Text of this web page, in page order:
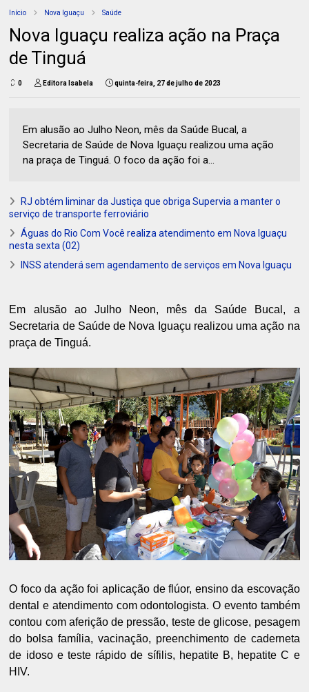
Início Nova Iguaçu Saúde
Nova Iguaçu realiza ação na Praça
de Tinguá
0 Editora Isabela quinta-feira, 27 de julho de 2023
Em alusão ao Julho Neon, mês da Saúde Bucal, a
Secretaria de Saúde de Nova Iguaçu realizou uma ação
na praça de Tinguá. O foco da ação foi a...
RJ obtém liminar da Justiça que obriga Supervia a manter o
serviço de transporte ferroviário
Águas do Rio Com Você realiza atendimento em Nova Iguaçu
nesta sexta (02)
INSS atenderá sem agendamento de serviços em Nova Iguaçu
Em alusão ao Julho Neon, mês da Saúde Bucal, a
Secretaria de Saúde de Nova Iguaçu realizou uma ação na
praça de Tinguá.
O foco da ação foi aplicação de flúor, ensino da escovação
dental e atendimento com odontologista. O evento também
contou com aferição de pressão, teste de glicose, pesagem
do bolsa família, vacinação, preenchimento de caderneta
de idoso e teste rápido de sífilis, hepatite B, hepatite C e
HIV.